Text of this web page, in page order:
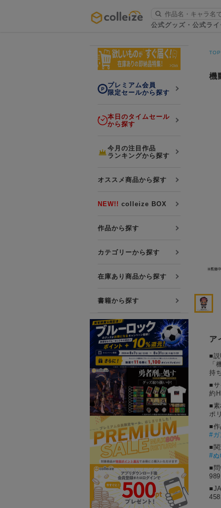
公式グッズ・公式ラ
ログイン・会員登録
初回アプリ利用限定！500ptプレ
詳細
「お取寄せ商品」と「お取寄せ手数料」
プレミアム会員について
プレミアム会員
限定セールから探す
本日のタイムセール
から探す
今月の注目作品
ランキングから探す
オススメ商品から探す
NEW!! colleize BOX
作品から探す
カテゴリーから探す
在庫あり商品から探す
書籍から探す
TOP
機
ア
■
「
持
■
約
■
ポ
■
#
■
#ぬ
■